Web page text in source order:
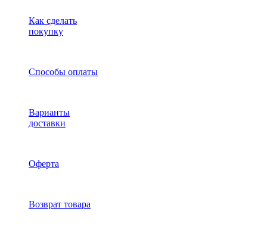
Как сделать
покупку
Способы оплаты
Варианты
доставки
Оферта
Возврат товара